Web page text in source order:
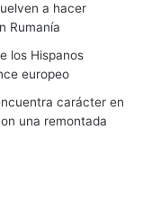
a hacer
Rumanía
los Hispanos
europeo
carácter en
una remontada